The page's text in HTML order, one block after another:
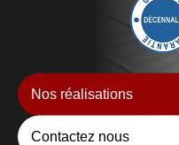
Nos réalisations
Contactez nous